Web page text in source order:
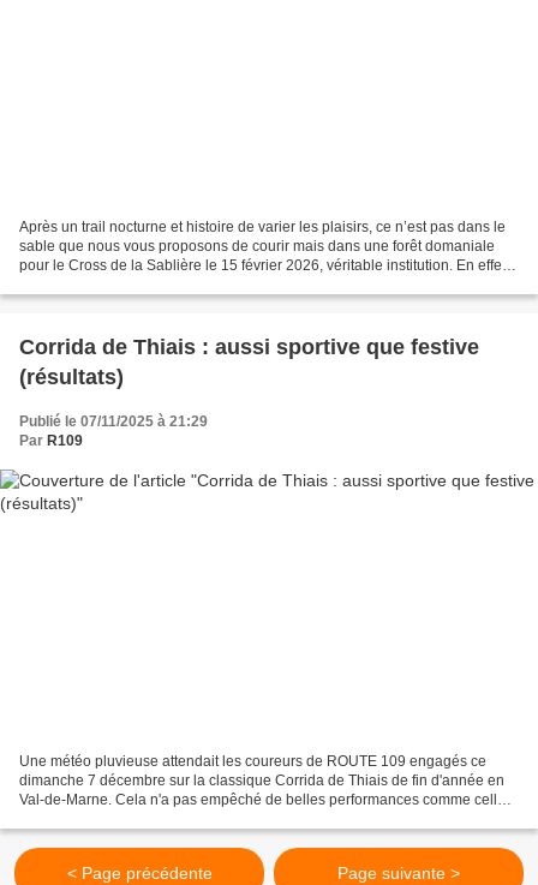
Après un trail nocturne et histoire de varier les plaisirs, ce n’est pas dans le
sable que nous vous proposons de courir mais dans une forêt domaniale
pour le Cross de la Sablière le 15 février 2026, véritable institution. En effet,
Corrida de Thiais : aussi sportive que festive
(résultats)
Publié le 07/11/2025 à 21:29
Par R109
Une météo pluvieuse attendait les coureurs de ROUTE 109 engagés ce
dimanche 7 décembre sur la classique Corrida de Thiais de fin d'année en
Val-de-Marne. Cela n'a pas empêché de belles performances comme celle
< Page précédente Page suivante >